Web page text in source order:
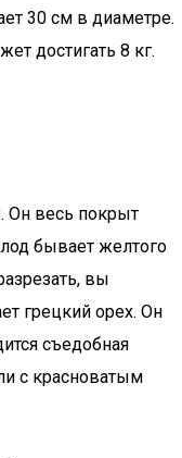
30 см в диаметре.
достигать 8 кг.
Он весь покрыт
бывает желтого
вы
грецкий орех. Он
съедобная
с красноватым